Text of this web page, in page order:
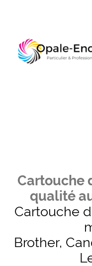
Cartouche
qualité
Cartouche
Brother,